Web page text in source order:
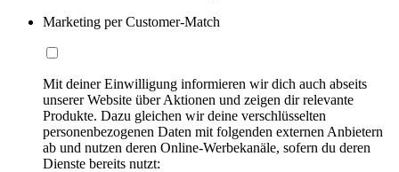
Marketing per Customer-Match
Mit deiner Einwilligung informieren wir dich auch abseits
unserer Website über Aktionen und zeigen dir relevante
Produkte. Dazu gleichen wir deine verschlüsselten
personenbezogenen Daten mit folgenden externen Anbietern
ab und nutzen deren Online-Werbekanäle, sofern du deren
Dienste bereits nutzt: